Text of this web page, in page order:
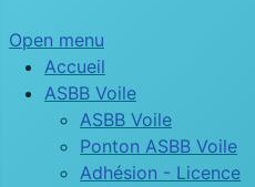
Open menu
Accueil
ASBB Voile
ASBB Voile
Ponton ASBB Voile
Adhésion - Licence